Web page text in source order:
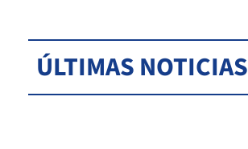
ÚLTIMAS NOTICIAS